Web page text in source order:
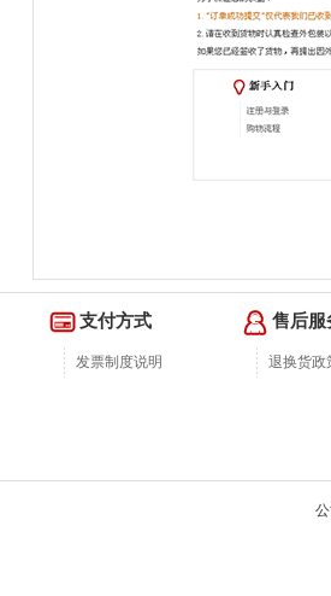
支付方式
发票制度说明
售后服
退换货政